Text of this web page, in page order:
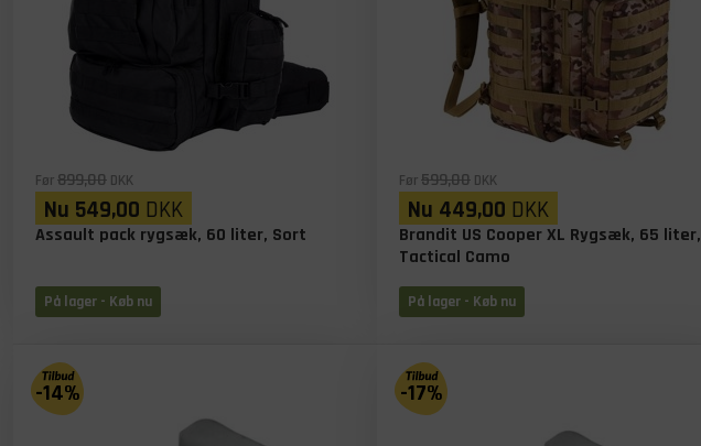
Før899,00 DKK
Nu 549,00 DKK
Assault pack rygsæk, 60 liter, Sort
På lager - Køb nu
Før599,00 DKK
Nu 449,00 DKK
Brandit US Cooper XL Rygsæk, 65 liter,
Tactical Camo
På lager - Køb nu
-14% -17%